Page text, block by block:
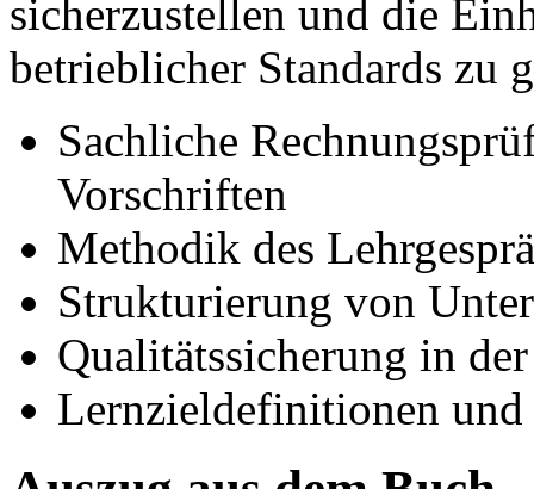
sicherzustellen und die
betrieblicher Standards zu
Sachliche
Vorschriften
Methodik des
Strukturierung von
Qualitätssicherung in
Lernzieldefinitionen